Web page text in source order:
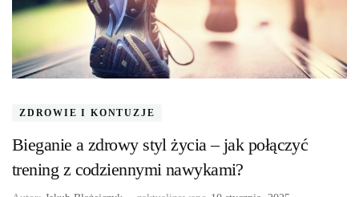
ZDROWIE I KONTUZJE
Bieganie a zdrowy styl życia – jak połączyć
trening z codziennymi nawykami?